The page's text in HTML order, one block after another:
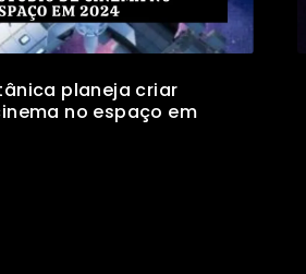
planeja criar
no espaço em